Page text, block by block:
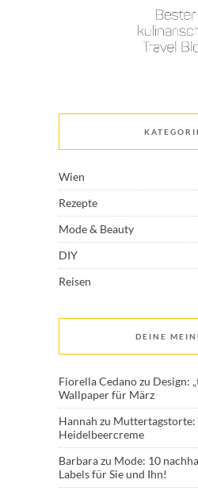
Wien
Rezepte
Mode & Beauty
DIY
Reisen
DEINE
Fiorella Cedanozu Design:
Wallpaper für März
Hannah zu
Heidelbeercreme
Barbarazu Mode: 10
Labels für Sie und Ihn!